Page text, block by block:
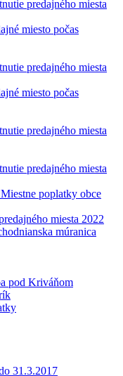
predajného miesta
miesto počas
predajného miesta
miesto počas
predajného miesta
predajného miesta
poplatky obce
miesta 2022
múranica
pod Kriváňom
31.3.2017